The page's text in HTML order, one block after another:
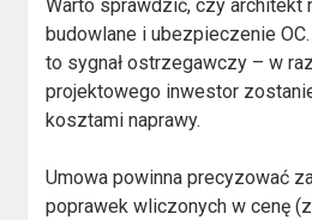
Warto sprawdzić, czy architekt
budowlane i ubezpieczenie
to sygnał ostrzegawczy – w
projektowego inwestor
kosztami naprawy.
Umowa powinna precyzować
poprawek wliczonych w cenę